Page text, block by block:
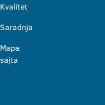
Kvalitet
Saradnja
Mapa
sajta